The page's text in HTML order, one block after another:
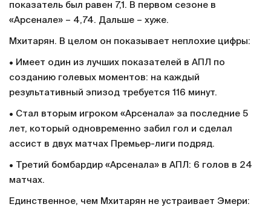
показатель был равен 7,1. В первом сезоне в
«Арсенале» – 4,74. Дальше – хуже.
Мхитарян. В целом он показывает неплохие цифры:
• Имеет один из лучших показателей в АПЛ по
созданию голевых моментов: на каждый
результативный эпизод требуется 116 минут.
• Стал вторым игроком «Арсенала» за последние 5
лет, который одновременно забил гол и сделал
ассист в двух матчах Премьер-лиги подряд.
• Третий бомбардир «Арсенала» в АПЛ: 6 голов в 24
матчах.
Единственное, чем Мхитарян не устраивает Эмери: